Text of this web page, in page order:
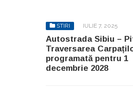
STIRI IULIE 7, 2025
Autostrada Sibiu –
Traversarea
programată pentru 1
decembrie 2028